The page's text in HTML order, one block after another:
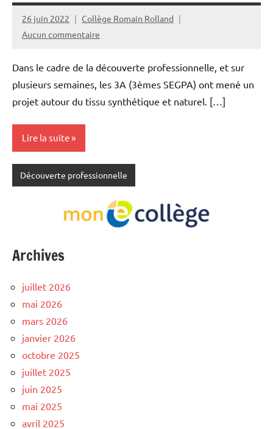
26 juin 2022
Collège Romain Rolland
Aucun commentaire
Dans le cadre de la découverte professionnelle, et sur
plusieurs semaines, les 3A (3èmes SEGPA) ont mené un
projet autour du tissu synthétique et naturel. […]
Lire la suite
Découverte professionnelle
Archives
juillet 2026
mai 2026
mars 2026
janvier 2026
octobre 2025
juillet 2025
juin 2025
mai 2025
avril 2025